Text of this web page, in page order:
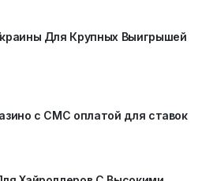
Для Крупных Выигрышей
с СМС оплатой для ставок